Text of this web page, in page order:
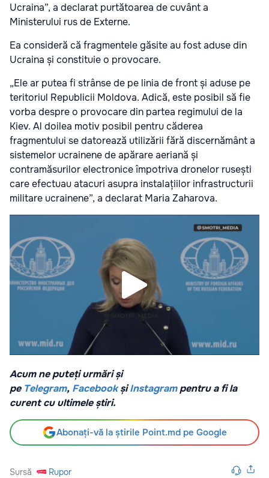
Ucraina”, a declarat purtătoarea de cuvânt a
Ministerului rus de Externe.
Ea consideră că fragmentele găsite au fost aduse din
Ucraina și constituie o provocare.
„Ele ar putea fi strânse de pe linia de front și aduse pe
teritoriul Republicii Moldova. Adică, este posibil să fie
vorba despre o provocare din partea regimului de la
Kiev. Al doilea motiv posibil pentru căderea
fragmentului se datorează utilizării fără discernământ a
sistemelor ucrainene de apărare aeriană și
contramăsurilor electronice împotriva dronelor rusești
care efectuau atacuri asupra instalațiilor infrastructurii
militare ucrainene”, a declarat Maria Zaharova.
Acum ne puteți urmări și
pe Telegram, FacebookșiInstagrampentru a fi la
curent cu ultimele știri.
Abonați-vă la știrile Point.md pe Google
Sursă Rupor